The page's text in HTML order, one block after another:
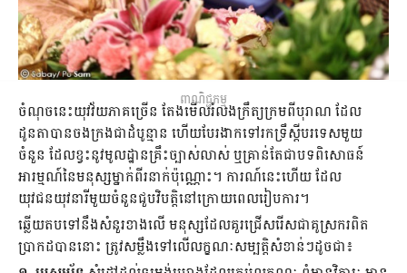
ពាណិជ្ជកម្ម
ចំណុចនេះយុវវ័យភាគច្រើន តែងមើលរំលងក្រឹត្យក្រមពីបុរាណ ដែល
ដូនតាបានចងក្រងជាដំបូន្មាន ហើយបែរងាកទៅរកទ្រឹស្ដីបរទេសមួយ
ចំនួន ដែលខ្វះនូវមូលដ្ឋានគ្រឹះច្បាស់លាស់ ឬគ្រាន់តែជាបទពិសោធន៍
អារម្មណ៍នៃមនុស្សម្នាក់ពីរនាក់ប៉ុណ្ណោះ។ ការណ៍នេះហើយ ដែល
យុវជនយុវនារីមួយចំនួនជួបវិបត្តិនៅក្រោយពេលរៀបការ។
ឆ្លើយតបទៅនឹងសំនួរខាងលើ មនុស្សដែលគួរជ្រើសរើសជាគូស្រករពិត
ប្រាកដបាននោះ ត្រូវសម្លឹងទៅលើលក្ខណៈសម្បត្តិសំខាន់ៗដូចជា៖